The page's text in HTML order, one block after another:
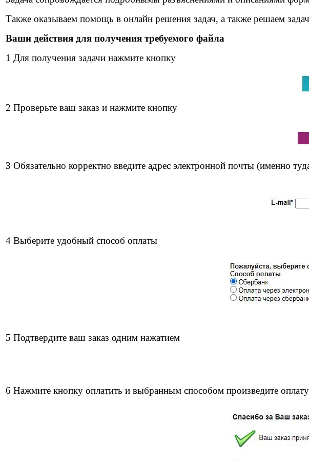
Также оказываем помощь в онлайн решения задач, а также решаем
Ваши действия для получения требуемого файла
1 Для получения задачи нажмите кнопку
2 Проверьте ваш заказ и нажмите кнопку
3 Обязательно корректно введите адрес электронной почты (именно
4 Выберите удобный способ оплаты
5 Подтвердите ваш заказ одним нажатием
6 Нажмите кнопку оплатить и выбранным способом произведите оплату